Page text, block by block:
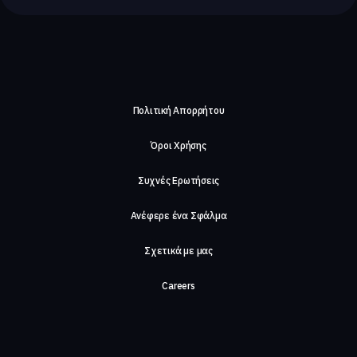
Πολιτική Απορρήτου
Όροι Χρήσης
Συχνές Ερωτήσεις
Ανέφερε ένα Σφάλμα
Σχετικά με μας
Careers